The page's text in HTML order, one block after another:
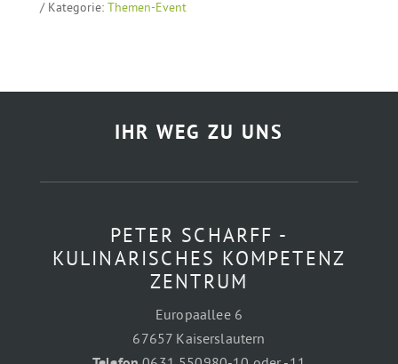
Kategorie: Themen-Event
IHR WEG ZU UNS
PETER SCHARFF -
KULINARISCHES KOMPETENZ
ZENTRUM
Europaallee 6
67657 Kaiserslautern